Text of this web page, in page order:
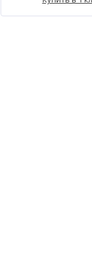
Аксиальный пресс для